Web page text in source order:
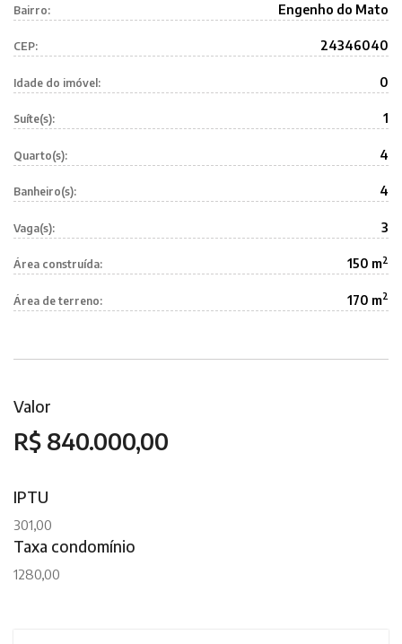
Bairro: Engenho do Mato
CEP: 24346040
Idade do imóvel: 0
Suíte(s): 1
Quarto(s): 4
Banheiro(s): 4
Vaga(s): 3
Área construída: 150 m2
Área de terreno: 170 m2
Valor
R$ 840.000,00
IPTU
301,00
Taxa condomínio
1280,00